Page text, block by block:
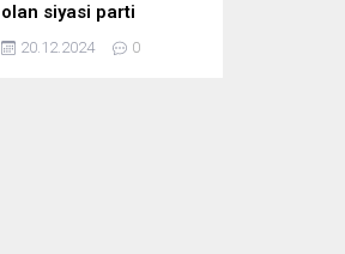
olan siyasi parti
liderleri! Zirvedeki isim
fark attı
20.12.2024 0